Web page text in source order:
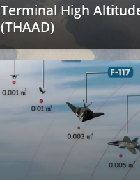
Terminal High
(THAAD)